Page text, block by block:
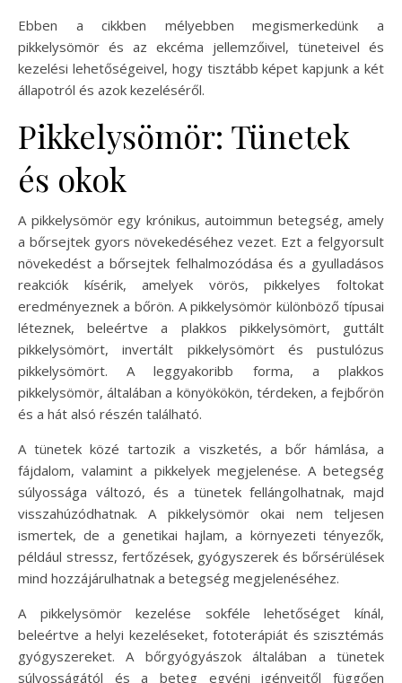
Ebben a cikkben mélyebben megismerkedünk a
pikkelysömör és az ekcéma jellemzőivel, tüneteivel és
kezelési lehetőségeivel, hogy tisztább képet kapjunk a két
állapotról és azok kezeléséről.
Pikkelysömör: Tünetek
és okok
A pikkelysömör egy krónikus, autoimmun betegség, amely
a bőrsejtek gyors növekedéséhez vezet. Ezt a felgyorsult
növekedést a bőrsejtek felhalmozódása és a gyulladásos
reakciók kísérik, amelyek vörös, pikkelyes foltokat
eredményeznek a bőrön. A pikkelysömör különböző típusai
léteznek, beleértve a plakkos pikkelysömört, guttált
pikkelysömört, invertált pikkelysömört és pustulózus
pikkelysömört. A leggyakoribb forma, a plakkos
pikkelysömör, általában a könyökökön, térdeken, a fejbőrön
és a hát alsó részén található.
A tünetek közé tartozik a viszketés, a bőr hámlása, a
fájdalom, valamint a pikkelyek megjelenése. A betegség
súlyossága változó, és a tünetek fellángolhatnak, majd
visszahúzódhatnak. A pikkelysömör okai nem teljesen
ismertek, de a genetikai hajlam, a környezeti tényezők,
például stressz, fertőzések, gyógyszerek és bőrsérülések
mind hozzájárulhatnak a betegség megjelenéséhez.
A pikkelysömör kezelése sokféle lehetőséget kínál,
beleértve a helyi kezeléseket, fototerápiát és szisztémás
gyógyszereket. A bőrgyógyászok általában a tünetek
súlyosságától és a beteg egyéni igényeitől függően